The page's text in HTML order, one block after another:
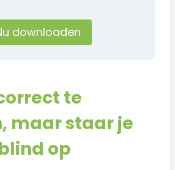
downloaden
te
maar staar je
op